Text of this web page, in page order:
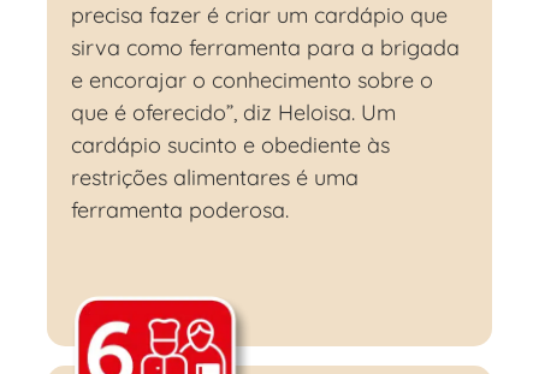
precisa fazer é criar um cardápio que
sirva como ferramenta para a brigada
e encorajar o conhecimento sobre o
que é oferecido”, diz Heloisa. Um
cardápio sucinto e obediente às
restrições alimentares é uma
ferramenta poderosa.